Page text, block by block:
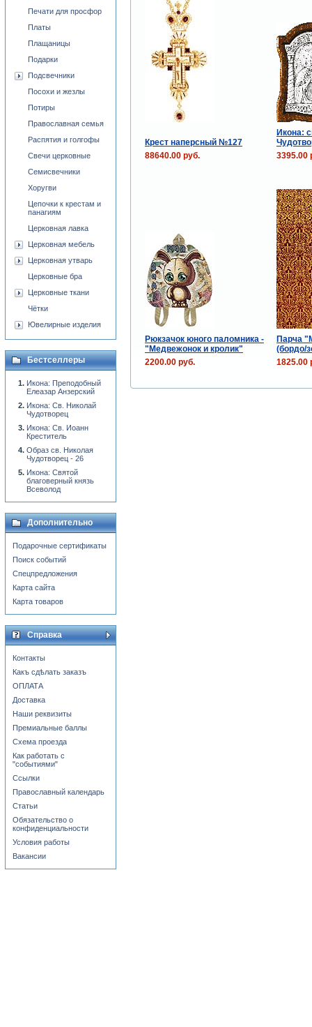
Крест наперсный №127
Икона:
88640.00 руб.
3395.00
Рюкзачок юного паломника -
"Медвежонок и кролик"
Парча
(бордо/
2200.00 руб.
1825.00
Печати для просфор
Платы
Плащаницы
Подарки
Подсвечники
Посохи и жезлы
Потиры
Православная семья
Распятия и голгофы
Свечи церковные
Семисвечники
Хоругви
Цепочки к крестам и
панагиям
Церковная лавка
Церковная мебель
Церковная утварь
Церковные бра
Церковные ткани
Чётки
Ювелирные изделия
Бестселлеры
Икона: Преподобный
Елеазар Анзерский
Икона: Св. Николай
Чудотворец
Икона: Св. Иоанн
Креститель
Образ св. Николая
Чудотворец - 26
Икона: Святой
благоверный князь
Всеволод
Дополнительно
Подарочные сертификаты
Поиск событий
Спецпредложения
Карта сайта
Карта товаров
Справка
Контакты
Какъ сдѣлать заказъ
ОПЛАТА
Доставка
Наши реквизиты
Премиальные баллы
Схема проезда
Как работать с
"событиями"
Ссылки
Православный календарь
Статьи
Обязательство о
конфиденциальности
Условия работы
Вакансии